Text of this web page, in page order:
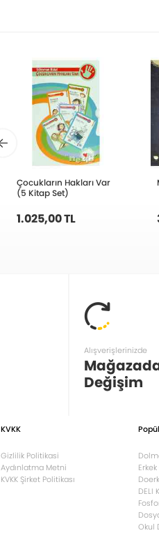
Çocukların Hakları Var
(5 Kitap Set)
1.025,00 TL
Alışverişlerinizde
Değişim
KVKK
Gizlilik Politikasi
Aydınlatma Metni
KVKK Şirket Politikası
DELI
Okul